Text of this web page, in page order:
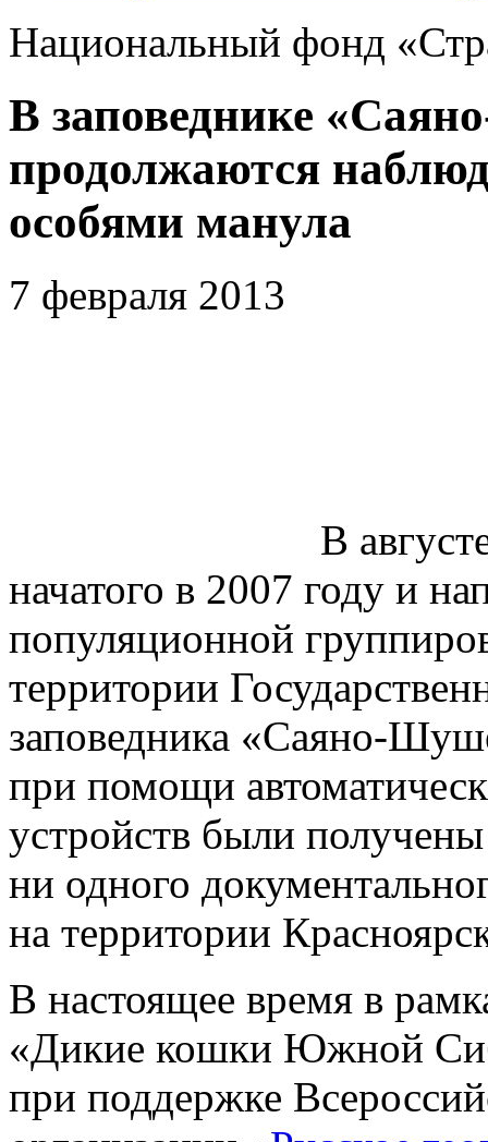
Национальный фонд
В заповеднике
продолжаются
особями манула
7 февраля 2013
В
начатого в 2007 году и
популяционной
территории
заповедника «Саяно-
при помощи
устройств были
ни одного
на территории
В настоящее время в
«Дикие кошки Южной
при поддержке